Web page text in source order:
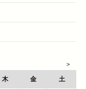
木 金 土